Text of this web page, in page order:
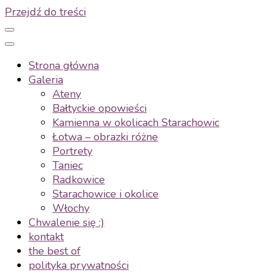
Przejdź do treści
Strona główna
Galeria
Ateny
Bałtyckie opowieści
Kamienna w okolicach Starachowic
Łotwa – obrazki różne
Portrety
Taniec
Radkowice
Starachowice i okolice
Włochy
Chwalenie się :)
kontakt
the best of
polityka prywatności